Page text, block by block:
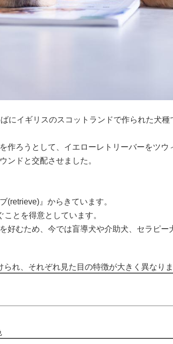
にイギリスのスコットランドで作られた犬種
作ろうとして、イエローレトリーバーをツウ
ンドと交配させました。
(retrieve)』からきています。
とを得意としています。
好むため、今では盲導犬や介助犬、セラピー
れ、それぞれ見た目の特徴が大きく異なり